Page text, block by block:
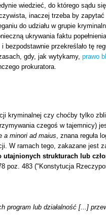
wiedzieć, do którego sądu
inaczej trzeba by
do udziału w grupie
ukrywania faktu
przekreślało tę
gdy, jak wytykamy, prawo
prokuratora.
kryminalnej czy choćby tylko
czegoś w tajemnicy)
a minori ad maius, znana reguła
W ramach tego, zakazane jest
strukturach lub
poz. 483 ("Konstytucja
lub działalność [...]